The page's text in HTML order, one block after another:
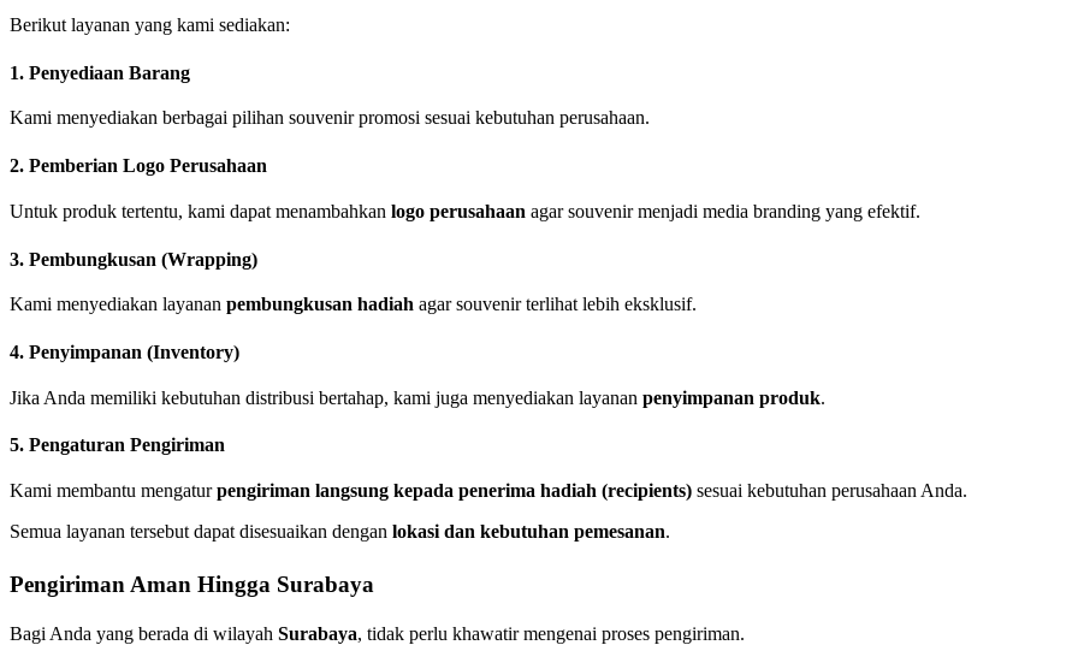
Berikut layanan yang kami sediakan:
1. Penyediaan Barang
Kami menyediakan berbagai pilihan souvenir promosi sesuai kebutuhan perusahaan.
2. Pemberian Logo Perusahaan
Untuk produk tertentu, kami dapat menambahkan logo perusahaan agar souvenir menjadi media branding yang efektif.
3. Pembungkusan (Wrapping)
Kami menyediakan layanan pembungkusan hadiah agar souvenir terlihat lebih eksklusif.
4. Penyimpanan (Inventory)
Jika Anda memiliki kebutuhan distribusi bertahap, kami juga menyediakan layanan penyimpanan produk.
5. Pengaturan Pengiriman
Kami membantu mengaturpengiriman langsung kepada penerima hadiah (recipients) sesuai kebutuhan perusahaan Anda.
Semua layanan tersebut dapat disesuaikan dengan lokasi dan kebutuhan pemesanan.
Pengiriman Aman Hingga Surabaya
Bagi Anda yang berada di wilayah Surabaya, tidak perlu khawatir mengenai proses pengiriman.